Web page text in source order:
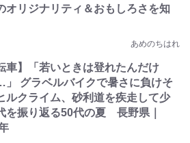
オリジナリティ＆おもしろさを知
あめのちはれ
車】「若いときは登れたんだけ
グラベルバイクで暑さに負けそ
ルクライム、砂利道を疾走して少
を振り返る50代の夏 長野県｜